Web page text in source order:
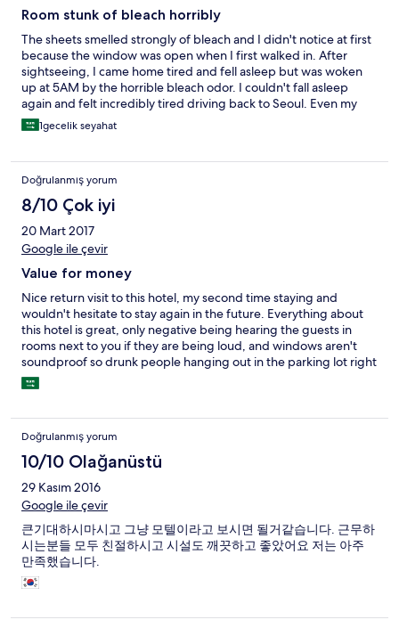
Room stunk of bleach horribly
The sheets smelled strongly of bleach and I didn't notice at first
because the window was open when I first walked in. After
sightseeing, I came home tired and fell asleep but was woken
up at 5AM by the horrible bleach odor. I couldn't fall asleep
again and felt incredibly tired driving back to Seoul. Even my
pajamas reeked of bleach afterwards. I understand this is
technically a love motel but my cousin's room didn't smell like
bathroom.. and the staff was courteous but man.. whoever
changed the sheets were totally ignorant or inexperienced. The
whole point of travelers booking a room is to get some rest. I
didn't receive that here.
1gecelik seyahat
Doğrulanmış yorum
8/10 Çok iyi
20 Mart 2017
Google ile çevir
Value for money
Nice return visit to this hotel, my second time staying and
wouldn't hesitate to stay again in the future. Everything about
this hotel is great, only negative being hearing the guests in
rooms next to you if they are being loud, and windows aren't
soundproof so drunk people hanging out in the parking lot right
beside the hotel at 3am can be heard quite well.
Doğrulanmış yorum
10/10 Olağanüstü
29 Kasım 2016
Google ile çevir
큰기대하시마시고 그냥 모텔이라고 보시면 될거같습니다. 근무하
시는분들 모두 친절하시고 시설도 깨끗하고 좋았어요 저는 아주
만족했습니다.